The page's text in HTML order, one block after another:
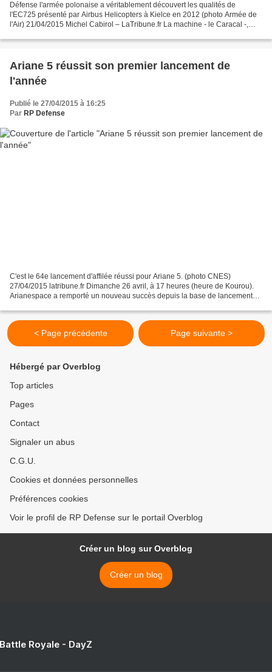
Défense l'armée polonaise a véritablement découvert les qualités de
l'EC725 présenté par Airbus Helicopters à Kielce en 2012 (photo Armée de
l'Air) 21/04/2015 Michel Cabirol – LaTribune.fr La machine - le Caracal -,
Ariane 5 réussit son premier lancement de
l'année
Publié le 27/04/2015 à 16:25
Par RP Defense
C'est le 64e lancement d'affilée réussi pour Ariane 5. (photo CNES)
27/04/2015 latribune.fr Dimanche 26 avril, à 17 heures (heure de Kourou).
Arianespace a remporté un nouveau succès depuis la base de lancement
< Page précédente Page suivante >
Hébergé par Overblog
Top articles
Pages
Contact
Signaler un abus
C.G.U.
Cookies et données personnelles
Préférences cookies
Voir le profil de RP Defense sur le portail Overblog
Créer un blog sur Overblog
Créer un blog
Royale - DayZ